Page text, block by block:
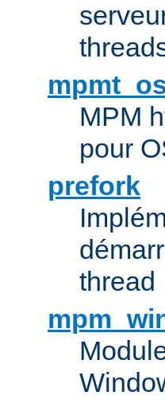
MPM
pour
prefork
thread